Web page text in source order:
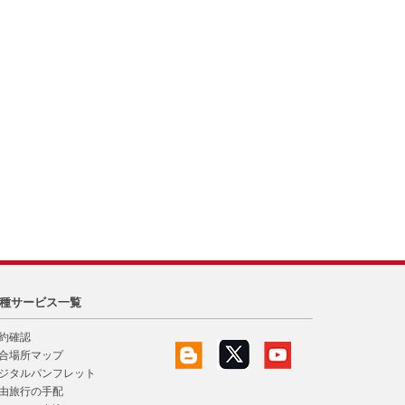
サービス一覧
確認
場所マップ
タルパンフレット
旅行の手配